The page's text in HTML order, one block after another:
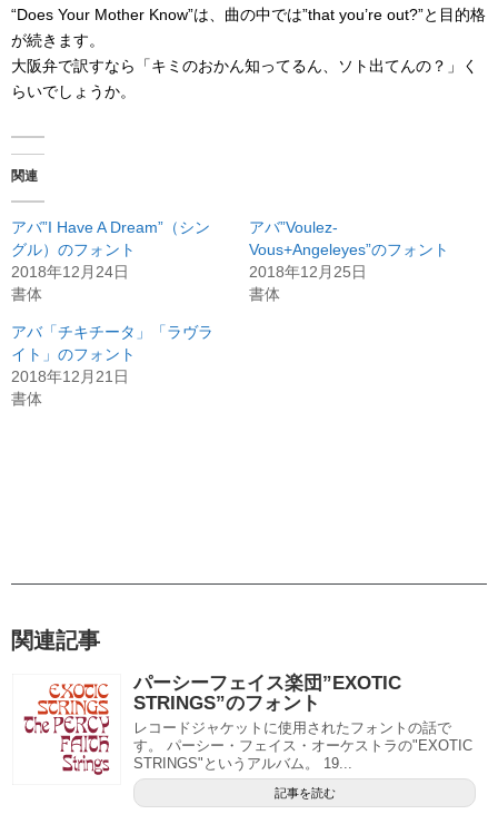
“Does Your Mother Know”は、曲の中では”that you’re out?”と目的格
が続きます。
大阪弁で訳すなら「キミのおかん知ってるん、ソト出てんの？」く
らいでしょうか。
関連
アバ”I Have A Dream”（シン
グル）のフォント
2018年12月24日
書体
アバ”Voulez-
Vous+Angeleyes”のフォント
2018年12月25日
書体
アバ「チキチータ」「ラヴラ
イト」のフォント
2018年12月21日
書体
関連記事
パーシーフェイス楽団”EXOTIC
STRINGS”のフォント
レコードジャケットに使用されたフォントの話で
す。 パーシー・フェイス・オーケストラの"EXOTIC
STRINGS"というアルバム。 19...
記事を読む